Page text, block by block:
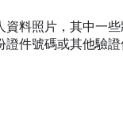
料照片，其中一些
證件號碼或其他驗